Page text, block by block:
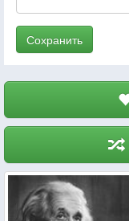
Сохранить